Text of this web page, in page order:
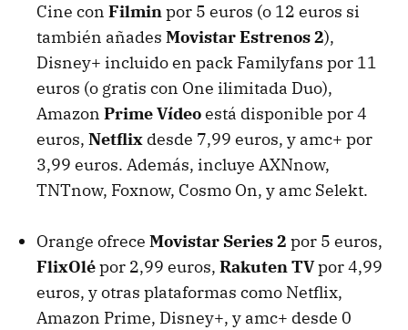
Cine con Filminpor 5 euros (o 12 euros si
también añades Movistar Estrenos 2),
Disney+ incluido en pack Familyfans por 11
euros (o gratis con One ilimitada Duo),
Amazon Prime Vídeoestá disponible por 4
euros, Netflix desde 7,99 euros, y amc+ por
3,99 euros. Además, incluye AXNnow,
TNTnow, Foxnow, Cosmo On, y amc Selekt.
Orange ofrece Movistar Series 2 por 5 euros,
FlixOlépor 2,99 euros, Rakuten TVpor 4,99
euros, y otras plataformas como Netflix,
Amazon Prime, Disney+, y amc+ desde 0